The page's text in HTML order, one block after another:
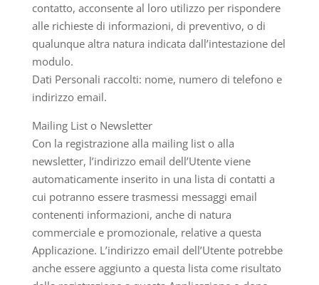
contatto, acconsente al loro utilizzo per rispondere
alle richieste di informazioni, di preventivo, o di
qualunque altra natura indicata dall’intestazione del
modulo.
Dati Personali raccolti: nome, numero di telefono e
indirizzo email.
Mailing List o Newsletter
Con la registrazione alla mailing list o alla
newsletter, l’indirizzo email dell’Utente viene
automaticamente inserito in una lista di contatti a
cui potranno essere trasmessi messaggi email
contenenti informazioni, anche di natura
commerciale e promozionale, relative a questa
Applicazione. L’indirizzo email dell’Utente potrebbe
anche essere aggiunto a questa lista come risultato